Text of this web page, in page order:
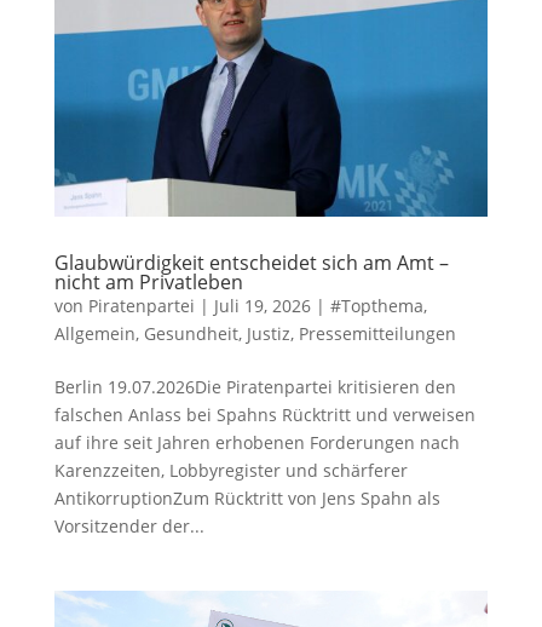
Glaubwürdigkeit entscheidet sich am Amt –
nicht am Privatleben
von Piratenpartei | Juli 19, 2026| #Topthema,
Allgemein, Gesundheit, Justiz, Pressemitteilungen
Berlin 19.07.2026Die Piratenpartei kritisieren den
falschen Anlass bei Spahns Rücktritt und verweisen
auf ihre seit Jahren erhobenen Forderungen nach
Karenzzeiten, Lobbyregister und schärferer
AntikorruptionZum Rücktritt von Jens Spahn als
Vorsitzender der...